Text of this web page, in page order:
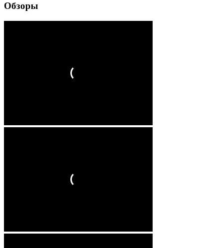
Обзоры